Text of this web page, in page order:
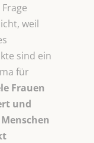
weil
sind ein
für
Frauen
und